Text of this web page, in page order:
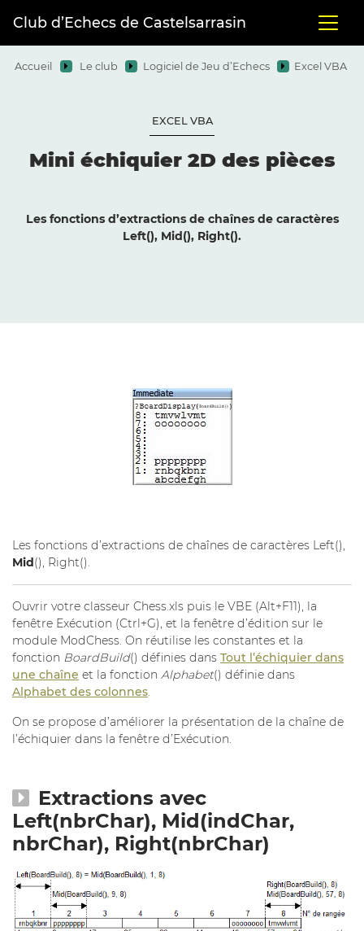
Club d’Echecs de Castelsarrasin
Accueil Le club Logiciel de Jeu d’Echecs Excel VBA
EXCEL VBA
Mini échiquier 2D des pièces
Les fonctions d’extractions de chaînes de caractères
Left(), Mid(), Right().
Les fonctions d’extractions de chaînes de caractères Left(),
Mid(), Right().
Ouvrir votre classeur Chess.xls puis le VBE (Alt+F11), la
fenêtre Exécution (Ctrl+G), et la fenêtre d’édition sur le
module ModChess. On réutilise les constantes et la
fonction BoardBuild() définies dans Tout l’échiquier dans
une chaîne et la fonction Alphabet() définie dans
Alphabet des colonnes.
On se propose d’améliorer la présentation de la chaîne de
l’échiquier dans la fenêtre d’Exécution.
Extractions avec
Left(nbrChar), Mid(indChar,
nbrChar), Right(nbrChar)